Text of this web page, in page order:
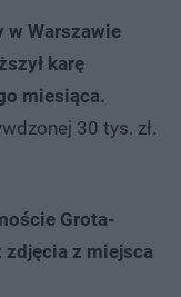
w Warszawie
karę
miesiąca.
30 tys. zł.
Grota-
zdjęcia z miejsca